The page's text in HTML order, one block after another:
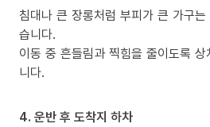
침대나 큰 장롱처럼 부피가 큰 가구
습니다.
이동 중 흔들림과 찍힘을 줄이도록
니다.
4. 운반 후 도착지 하차